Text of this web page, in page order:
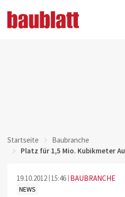
Startseite
Baubranche
Platz für 1,5 Mio. Kubikmeter
19.10.2012 15:46 BAUBRANCHE
NEWS